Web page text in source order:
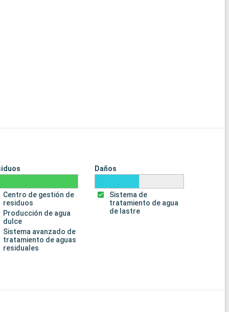
Centro de gestión de
residuos
Producción de agua
dulce
Sistema avanzado de
tratamiento de aguas
residuales
Daños
Sistema de
tratamiento de agua
de lastre